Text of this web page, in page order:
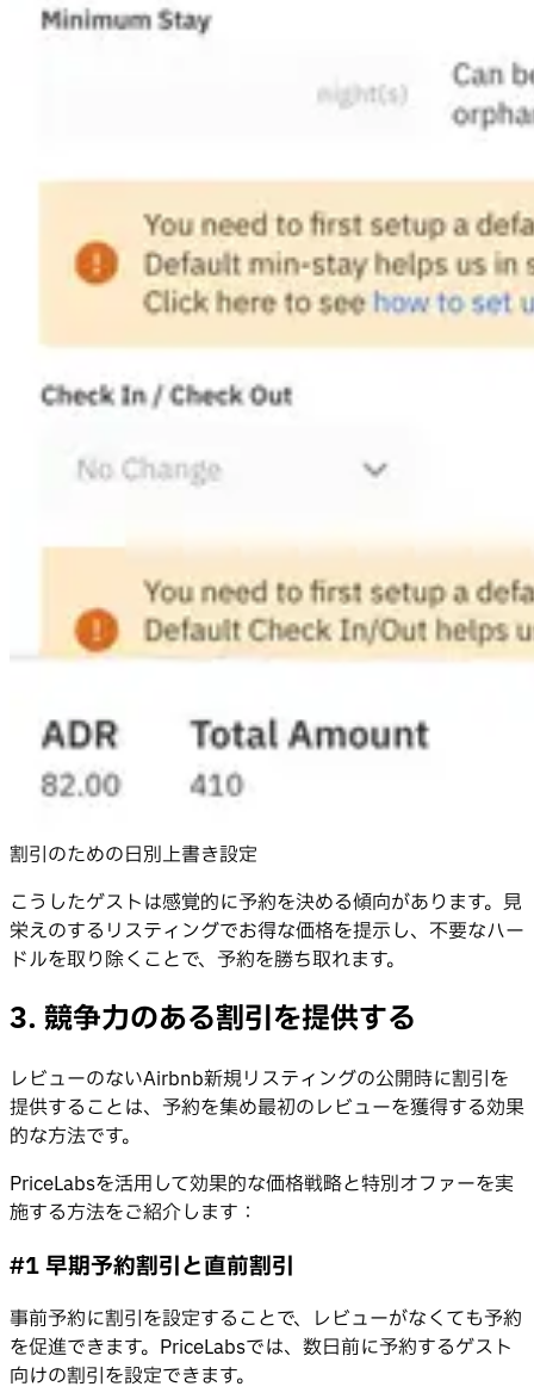
割引のための日別上書き設定
こうしたゲストは感覚的に予約を決める傾向があります。見
栄えのするリスティングでお得な価格を提示し、不要なハー
ドルを取り除くことで、予約を勝ち取れます。
3. 競争力のある割引を提供する
レビューのないAirbnb新規リスティングの公開時に割引を
提供することは、予約を集め最初のレビューを獲得する効果
的な方法です。
PriceLabsを活用して効果的な価格戦略と特別オファーを実
施する方法をご紹介します：
#1 早期予約割引と直前割引
事前予約に割引を設定することで、レビューがなくても予約
を促進できます。PriceLabsでは、数日前に予約するゲスト
向けの割引を設定できます。